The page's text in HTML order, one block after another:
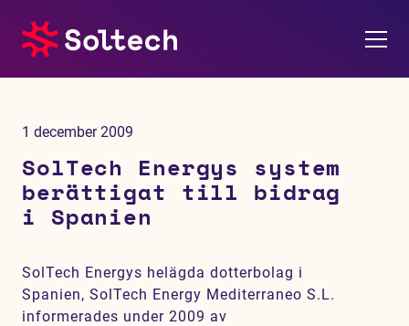
Tjänster
Investerare
1 december 2009
SolTech Energys system
berättigat till bidrag
i Spanien
SolTech Energys helägda dotterbolag i
Spanien, SolTech Energy Mediterraneo S.L.
informerades under 2009 av